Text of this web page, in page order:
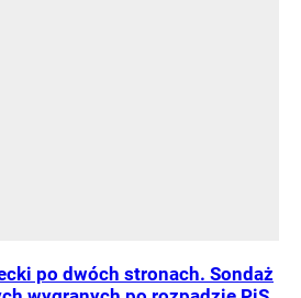
po dwóch stronach. Sondaż